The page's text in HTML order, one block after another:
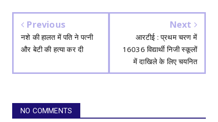
Previous
नशे की हालत में पति ने पत्नी
और बेटी की हत्या कर दी
Next
आरटीई : प्रथम चरण में
16036 विद्यार्थी निजी स्कूलों
में दाखिले के लिए चयनित
NO COMMENTS